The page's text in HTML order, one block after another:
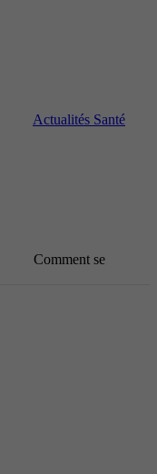
Actualités Santé
Comment se